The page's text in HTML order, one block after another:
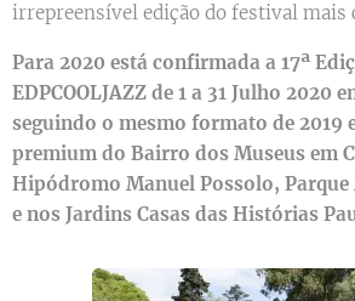
irrepreensível edição do festival mais
Para 2020 está confirmada a 17ª
EDPCOOLJAZZ de 1 a 31 Julho 2020
seguindo o mesmo formato de 2019
premium do Bairro dos Museus em
Hipódromo Manuel Possolo, Parque
e nos Jardins Casas das Histórias